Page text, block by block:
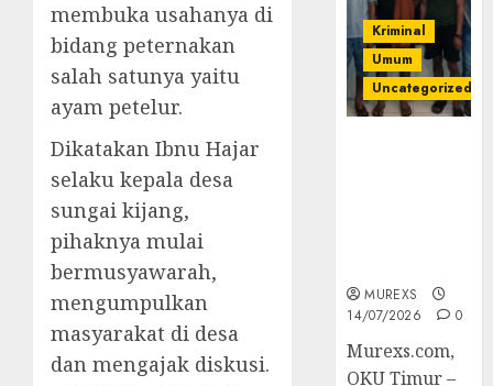
membuka usahanya di
bidang peternakan
salah satunya yaitu
ayam petelur.
Dikatakan Ibnu Hajar
selaku kepala desa
sungai kijang,
pihaknya mulai
bermusyawarah,
mengumpulkan
masyarakat di desa
dan mengajak diskusi.
Kriminal
Umum
Uncategorized
MUREXS
14/07/2026
0
Murexs.com,
OKU Timur –